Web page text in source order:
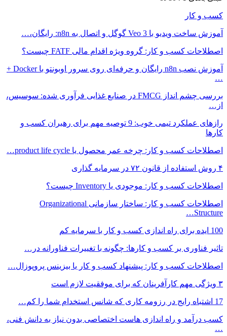
کسب و کار
آموزش ساخت ویدیو با Veo 3 گوگل و اتصال به n8n: رایگان،…
اصطلاحات کسب و کار: گروه ویژه اقدام مالی FATF چیست؟
آموزش نصب n8n رایگان و حرفه‌ای روی سرور اوبونتو با Docker +
…
بررسی چشم انداز FMCG در صنایع غذایی فرآوری شده: سوسیس،
از…
رازهای عملکرد تیمی خوب: 9 توصیه مهم برای رهبران کسب و
کارها
اصطلاحات کسب و کار: چرخه عمر محصول یا product life cycle…
۴ روش استفاده از قانون ۷۲ در سرمایه گذاری
اصطلاحات کسب و کار: موجودی یا Inventory چیست؟
اصطلاحات کسب و کار: ساختار سازمانی Organizational
Structure…
100 ایده برای راه اندازی کسب و کار با سرمایه کم
تاثیر فناوری بر کسب و کارها: چگونه با تغییرات فناورانه در…
اصطلاحات کسب و کار: پیشنهاد کسب و کار یا بیزینس پروپوزال…
۳ ویژگی مهم کارآفرینان که برای موفقیت لازم است
17 اشتباه رایج در رزومه کاری که شانس استخدام شما را کم…
کسب درآمد و راه اندازی هاست اختصاصی بدون نیاز به دانش فنی،
…